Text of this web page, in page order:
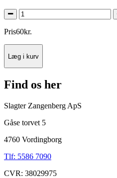
Pris60kr.
Læg i kurv
Find os her
Slagter Zangenberg ApS
Gåse torvet 5
4760 Vordingborg
Tlf: 5586 7090
CVR: 38029975